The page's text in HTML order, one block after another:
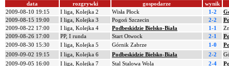
data rozgrywki gospodarze
wynik
2009-08-10 19:15
I liga, Kolejka 2 Wisła Płock 1-2
2009-08-15 19:00
I liga, Kolejka 3 Pogoń Szczecin 2-2
2009-08-22 17:00
I liga, Kolejka 4 Podbeskidzie Bielsko-Biała 1-1
2009-08-26 17:00
PP, I runda Start Otwock 2-1
2009-08-30 15:30
I liga, Kolejka 5 Górnik Zabrze 1-0
2009-09-02 19:15
I liga, Kolejka 6 Podbeskidzie Bielsko-Biała 2-2
2009-09-05 16:00
I liga, Kolejka 7 Stal Stalowa Wola 2-4